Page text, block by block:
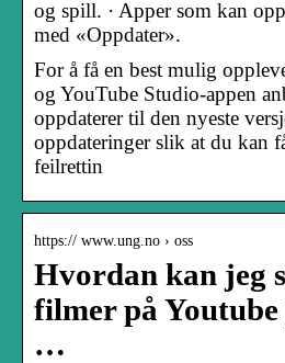
og spill. · Apper som kan
med «Oppdater».
For å få en best mulig
og YouTube Studio-appen
oppdaterer til den nyeste
oppdateringer slik at du kan
feilrettin
https:// www.ung.no › oss
Hvordan kan jeg
filmer på
…